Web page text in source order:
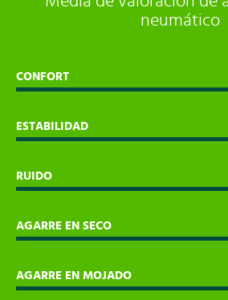
neumático
CONFORT
ESTABILIDAD
RUIDO
AGARRE EN SECO
AGARRE EN MOJADO